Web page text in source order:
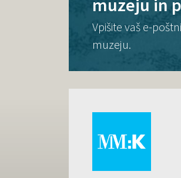
muzeju in
Vpišite vaš e-
muzeju.